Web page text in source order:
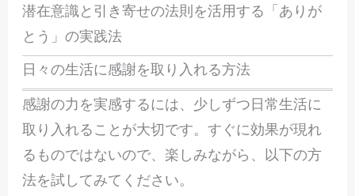
潜在意識と引き寄せの法則を活用する「ありが
とう」の実践法
日々の生活に感謝を取り入れる方法
感謝の力を実感するには、少しずつ日常生活に
取り入れることが大切です。すぐに効果が現れ
るものではないので、楽しみながら、以下の方
法を試してみてください。